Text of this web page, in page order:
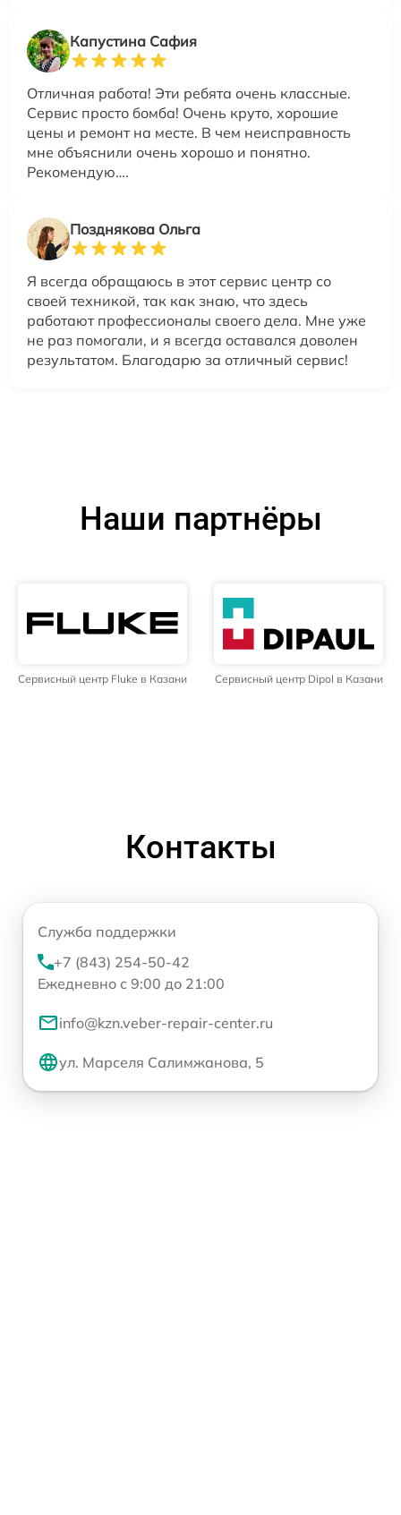
Капустина Сафия
Отличная работа! Эти ребята очень классные.
Сервис просто бомба! Очень круто, хорошие
цены и ремонт на месте. В чем неисправность
мне объяснили очень хорошо и понятно.
Рекомендую….
Позднякова Ольга
Я всегда обращаюсь в этот сервис центр со
своей техникой, так как знаю, что здесь
работают профессионалы своего дела. Мне уже
не раз помогали, и я всегда оставался доволен
результатом. Благодарю за отличный сервис!
Наши партнёры
Сервисный центр Fluke в Казани Сервисный центр Dipol в Казани
Контакты
Служба поддержки
+7 (843) 254-50-42
Ежедневно с 9:00 до 21:00
info@kzn.veber-repair-center.ru
ул. Марселя Салимжанова, 5